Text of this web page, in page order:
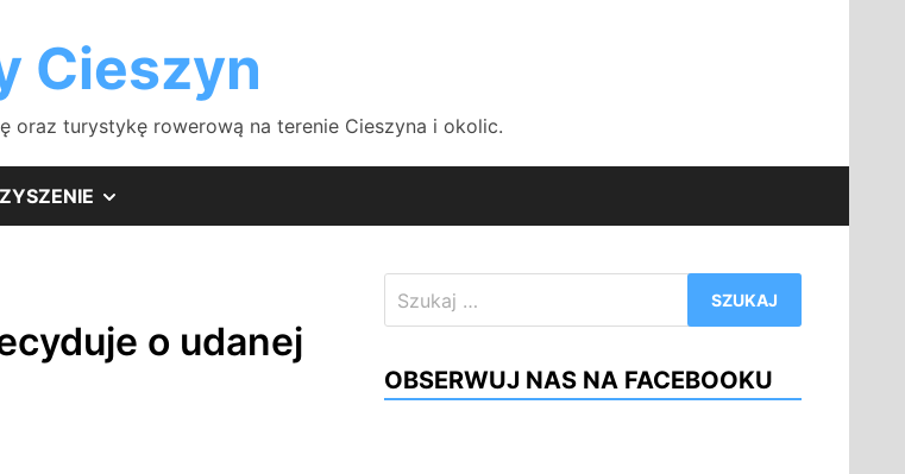
Cieszyn
oraz turystykę rowerową na terenie Cieszyna i okolic.
o udanej
OBSERWUJ NAS NA FACEBOOKU